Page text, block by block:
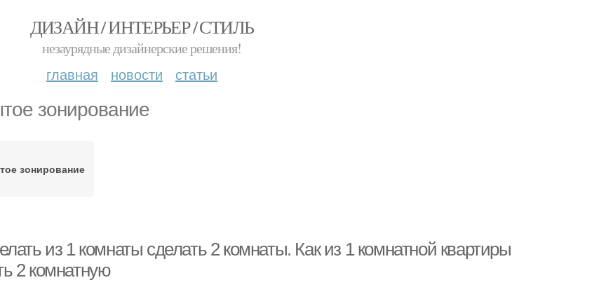
ДИЗАЙН / ИНТЕРЬЕР / СТИЛЬ
незаурядные дизайнерские решения!
главная новости статьи
зонирование
зонирование
из 1 комнаты сделать 2 комнаты. Как из 1 комнатной квартиры
2 комнатную